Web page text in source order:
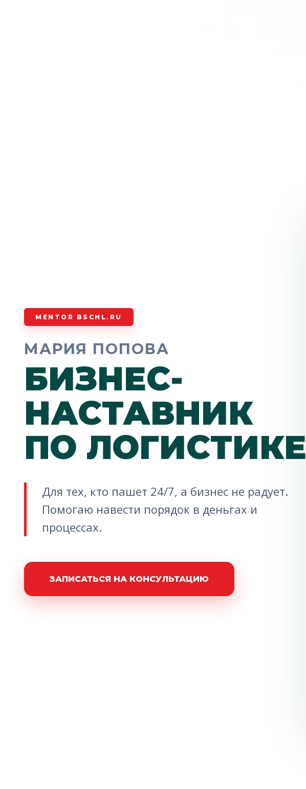
MENTOR BSCHL.RU
МАРИЯ ПОПОВА
БИЗНЕС-
НАСТАВНИК
ПО ЛОГИСТИКЕ
Для тех, кто пашет 24/7, а бизнес не радует.
Помогаю навести порядок в деньгах и
процессах.
ЗАПИСАТЬСЯ НА КОНСУЛЬТАЦИЮ